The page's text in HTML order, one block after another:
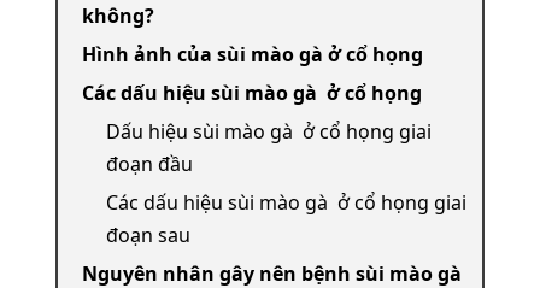
không?
Hình ảnh của sùi mào gà ở cổ họng
Các dấu hiệu sùi mào gà ở cổ họng
Dấu hiệu sùi mào gà ở cổ họng giai
đoạn đầu
Các dấu hiệu sùi mào gà ở cổ họng giai
đoạn sau
Nguyên nhân gây nên bệnh sùi mào gà